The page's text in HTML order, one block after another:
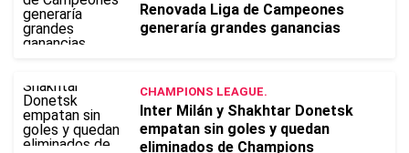
Renovada Liga de Campeones
generaría grandes ganancias
CHAMPIONS LEAGUE.
Inter Milán y Shakhtar Donetsk
empatan sin goles y quedan
eliminados de Champions